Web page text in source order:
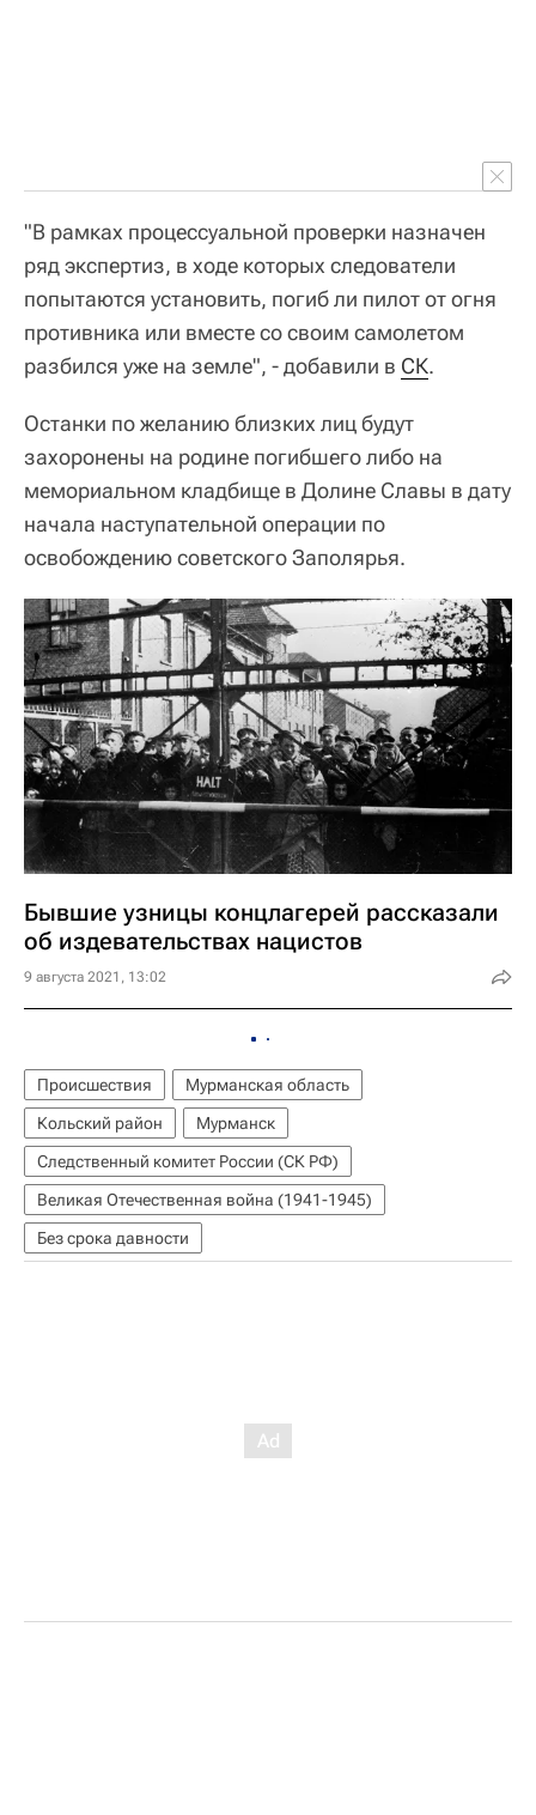
"В рамках процессуальной проверки назначен
ряд экспертиз, в ходе которых следователи
попытаются установить, погиб ли пилот от огня
противника или вместе со своим самолетом
разбился уже на земле", - добавили в СК.
Останки по желанию близких лиц будут
захоронены на родине погибшего либо на
мемориальном кладбище в Долине Славы в дату
начала наступательной операции по
освобождению советского Заполярья.
Бывшие узницы концлагерей рассказали
об издевательствах нацистов
9 августа 2021, 13:02
Происшествия
Мурманская область
Кольский район
Мурманск
Следственный комитет России (СК РФ)
Великая Отечественная война (1941-1945)
Без срока давности